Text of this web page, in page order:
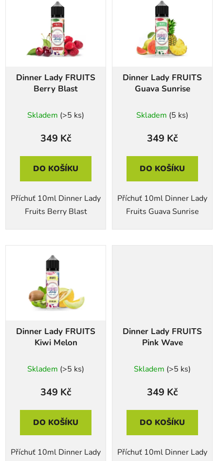
Dinner Lady FRUITS
Berry Blast
Skladem (>5 ks)
349 Kč
DO KOŠÍKU
Příchuť 10ml Dinner Lady
Fruits Berry Blast
Dinner Lady FRUITS
Guava Sunrise
Skladem (5 ks)
349 Kč
DO KOŠÍKU
Příchuť 10ml Dinner Lady
Fruits Guava Sunrise
Dinner Lady FRUITS
Kiwi Melon
Skladem (>5 ks)
349 Kč
DO KOŠÍKU
Příchuť 10ml Dinner Lady
Dinner Lady FRUITS
Pink Wave
Skladem (>5 ks)
349 Kč
DO KOŠÍKU
Příchuť 10ml Dinner Lady